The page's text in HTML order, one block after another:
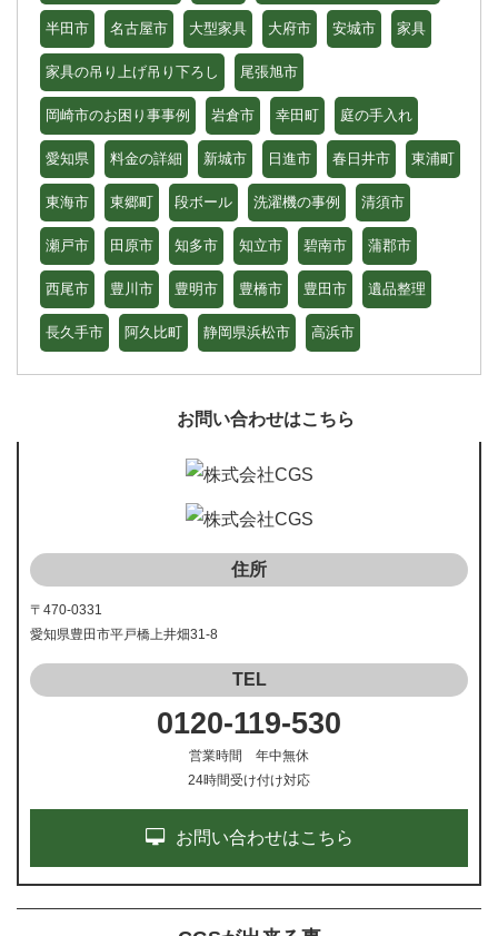
半田市 名古屋市 大型家具 大府市 安城市 家具
家具の吊り上げ吊り下ろし 尾張旭市
岡崎市のお困り事事例 岩倉市 幸田町 庭の手入れ
愛知県 料金の詳細 新城市 日進市 春日井市 東浦町
東海市 東郷町 段ボール 洗濯機の事例 清須市
瀬戸市 田原市 知多市 知立市 碧南市 蒲郡市
西尾市 豊川市 豊明市 豊橋市 豊田市 遺品整理
長久手市 阿久比町 静岡県浜松市 高浜市
お問い合わせはこちら
住所
〒470-0331
愛知県豊田市平戸橋上井畑31-8
TEL
0120-119-530
営業時間 年中無休
24時間受け付け対応
お問い合わせはこちら